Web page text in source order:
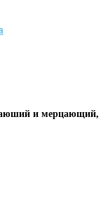
и мерцающий,